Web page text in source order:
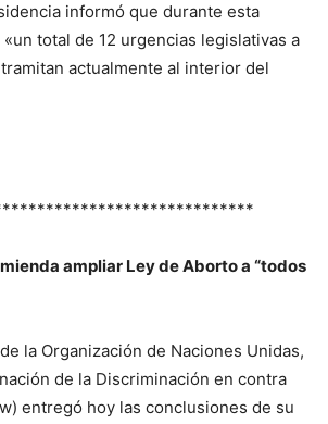
informó que durante esta
total de 12 urgencias legislativas a
actualmente al interior del
ampliar Ley de Aborto a “todos
la Organización de Naciones Unidas,
de la Discriminación en contra
entregó hoy las conclusiones de su